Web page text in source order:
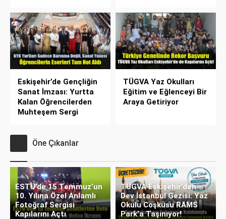
Eskişehir’de Gençliğin
Sanat İmzası: Yurtta
Kalan Öğrencilerden
Muhteşem Sergi
TÜGVA Yaz Okulları
Eğitim ve Eğlenceyi Bir
Araya Getiriyor
Öne Çıkanlar
ESTÜ’de 15 Temmuz’un
10. Yılına Özel Anlamlı
Fotoğraf Sergisi
Kapılarını Açtı
TÜGVA Eskişehir’den
Dev İstanbul Gezisi: Yaz
Okulu Coşkusu RAMS
Park’a Taşınıyor!